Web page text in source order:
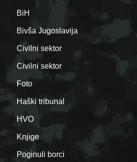
BiH
Bivša Jugoslavija
Civilni sektor
Civilni sektor
Foto
Haški tribunal
HVO
Knjige
Poginuli borci